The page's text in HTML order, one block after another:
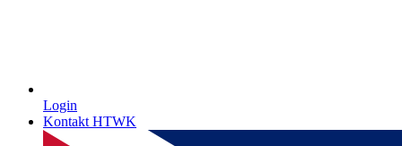
Login
Kontakt HTWK